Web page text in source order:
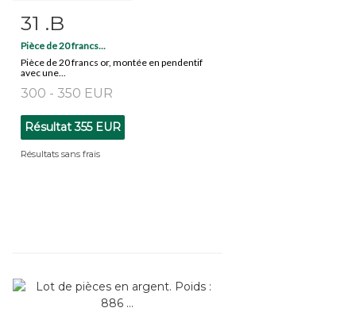
Fiche détaillée
31 .B
Pièce de 20 francs...
Pièce de 20 francs or, montée en pendentif
avec une...
300 - 350 EUR
Résultat355 EUR
Résultats sans frais